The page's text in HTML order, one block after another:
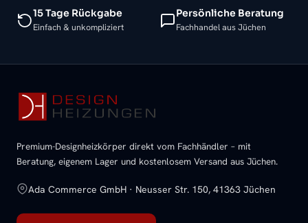
15 Tage Rückgabe
Einfach & unkompliziert
Persönliche Beratung
Fachhandel aus Jüchen
Premium-Designheizkörper direkt vom Fachhändler – mit
Beratung, eigenem Lager und kostenlosem Versand aus Jüchen.
Ada Commerce GmbH · Neusser Str. 150, 41363 Jüchen